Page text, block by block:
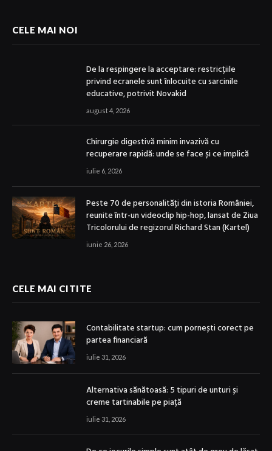
CELE MAI NOI
De la respingere la acceptare: restricțiile
privind ecranele sunt înlocuite cu sarcinile
educative, potrivit Novakid
august 4, 2026
Chirurgie digestivă minim invazivă cu
recuperare rapidă: unde se face și ce implică
iulie 6, 2026
Peste 70 de personalități din istoria României,
reunite într-un videoclip hip-hop, lansat de Ziua
Tricolorului de regizorul Richard Stan (Kartel)
iunie 26, 2026
CELE MAI CITITE
Contabilitate startup: cum pornești corect pe
partea financiară
iulie 31, 2026
Alternativa sănătoasă: 5 tipuri de unturi și
creme tartinabile pe piață
iulie 31, 2026